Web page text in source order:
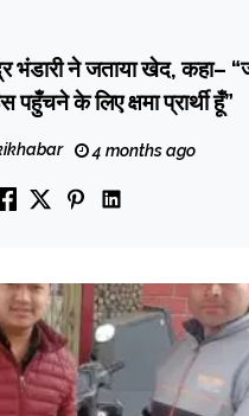
भंडारी ने जताया खेद, कहा–
के लिए क्षमा प्रार्थी हूँ”
4 months ago